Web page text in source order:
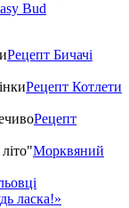
Bud
Рецепт Бичачі
Рецепт Котлети
Рецепт
Морквяний
ласка!»